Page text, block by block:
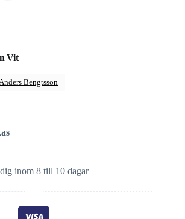
Vit
Anders Bengtsson
inom 8 till 10 dagar